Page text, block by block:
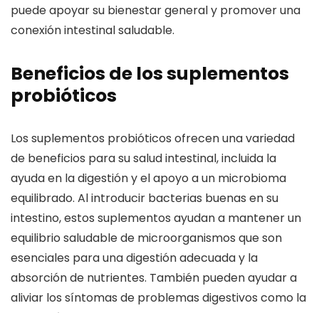
puede apoyar su bienestar general y promover una
conexión intestinal saludable.
Beneficios de los suplementos
probióticos
Los suplementos probióticos ofrecen una variedad
de beneficios para su salud intestinal, incluida la
ayuda en la digestión y el apoyo a un microbioma
equilibrado. Al introducir bacterias buenas en su
intestino, estos suplementos ayudan a mantener un
equilibrio saludable de microorganismos que son
esenciales para una digestión adecuada y la
absorción de nutrientes. También pueden ayudar a
aliviar los síntomas de problemas digestivos como la